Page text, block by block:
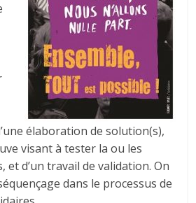
élaboration de solution(s),
visant à tester la ou les
et d’un travail de validation. On
dans le processus de